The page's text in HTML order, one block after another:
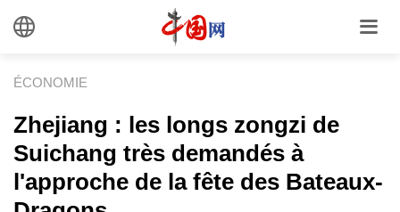
ÉCONOMIE
Zhejiang : les longs zongzi de
Suichang très demandés à
l'approche de la fête des Bateaux-